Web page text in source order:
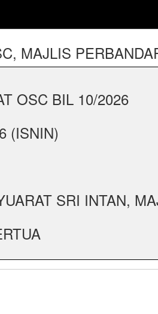
MAJLIS
OSC BIL 10/2026
(ISNIN)
SRI INTAN,